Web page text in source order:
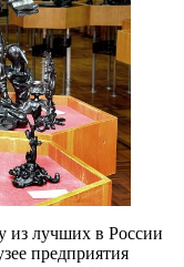
из лучших в России
предприятия